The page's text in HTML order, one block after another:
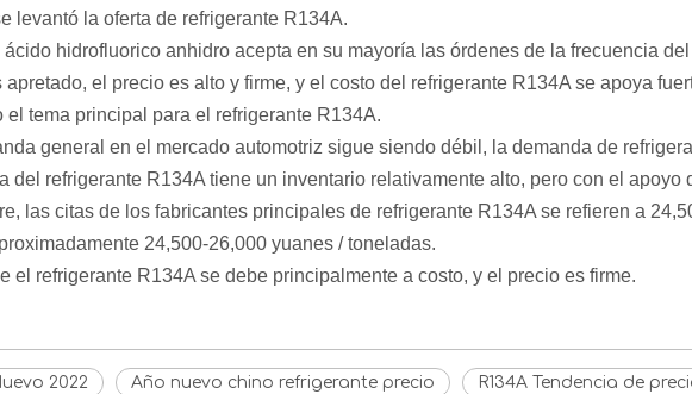
levantó la oferta de refrigerante R134A.
hidrofluorico anhidro acepta en su mayoría las órdenes de la frecuencia del
el precio es alto y firme, y el costo del refrigerante R134A se apoya
tema principal para el refrigerante R134A.
general en el mercado automotriz sigue siendo débil, la demanda de
del refrigerante R134A tiene un inventario relativamente alto, pero con el
las citas de los fabricantes principales de refrigerante R134A se refieren a
24,500-26,000 yuanes / toneladas.
el refrigerante R134A se debe principalmente a costo, y el precio es firme.
2022 Año nuevo chino refrigerante precio R134A Tendencia de